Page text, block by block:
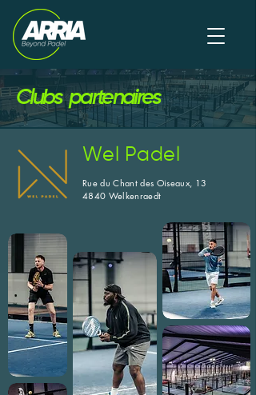
Clubs partenaires
Wel Padel
Rue du Chant des Oiseaux, 13
4840 Welkenraedt